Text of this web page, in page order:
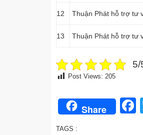
12 Thuận Phát hỗ trợ tư
13 Thuận Phát hỗ trợ tư
5/
Post Views: 205
Share
TAGS :